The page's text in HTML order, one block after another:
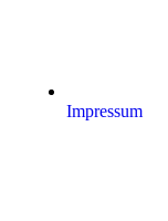
Impressum